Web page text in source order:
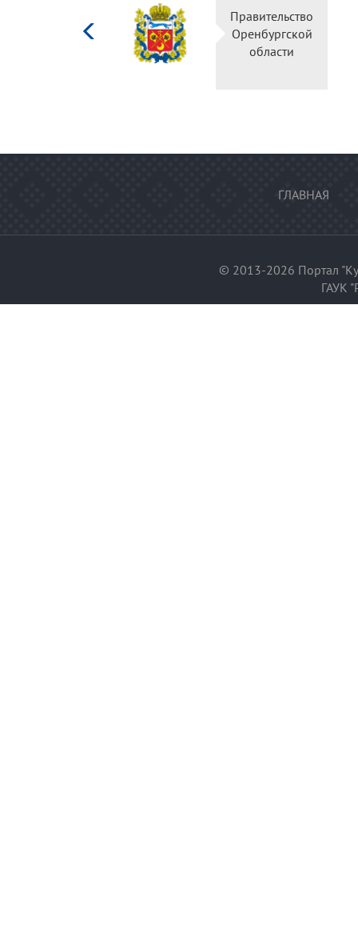
Правительство
Оренбургской
области
ГЛАВНАЯ
© 2013-2026 Портал
ГАУК